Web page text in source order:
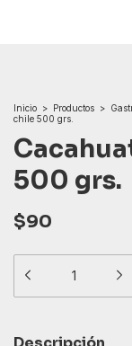
Inicio > Productos >
chile 500 grs.
500 grs.
$90